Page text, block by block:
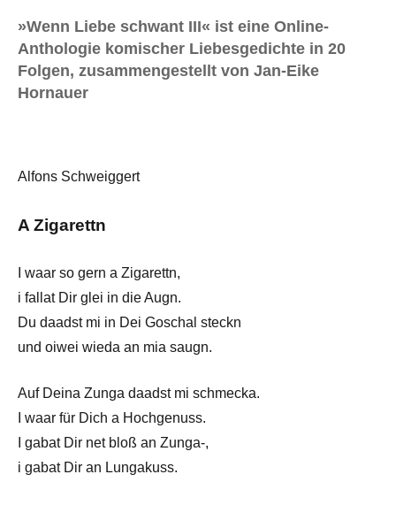
»Wenn Liebe schwant III« ist eine Online-
Anthologie komischer Liebesgedichte in 20
Folgen, zusammengestellt von Jan-Eike
Hornauer
Alfons Schweiggert
A Zigarettn
I waar so gern a Zigarettn,
i fallat Dir glei in die Augn.
Du daadst mi in Dei Goschal steckn
und oiwei wieda an mia saugn.
Auf Deina Zunga daadst mi schmecka.
I waar für Dich a Hochgenuss.
I gabat Dir net bloß an Zunga-,
i gabat Dir an Lungakuss.